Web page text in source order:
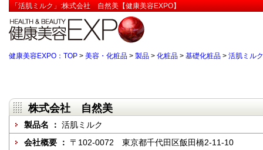
「活肌ミルク」:株式会社 自然美【健康美容EXPO】
健康美容EXPO：TOP > 美容・化粧品 > 製品 > 化粧品 > 基礎化粧品 > 活肌ミルク
株式会社 自然美
製品名 ： 活肌ミルク
会社概要 ： 〒102-0072 東京都千代田区飯田橋2-11-10